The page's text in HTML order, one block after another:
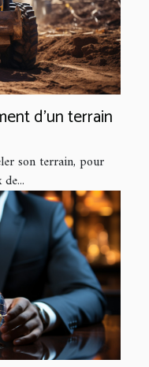
d’un terrain
son terrain, pour